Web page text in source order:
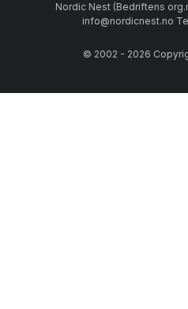
optimert for å passe inn i
Nordic Nest (Bedriftens
info@nordicnest.no
© 2002 - 2026